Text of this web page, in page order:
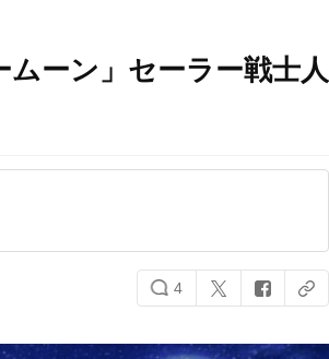
ムーン」セーラー戦士人
4